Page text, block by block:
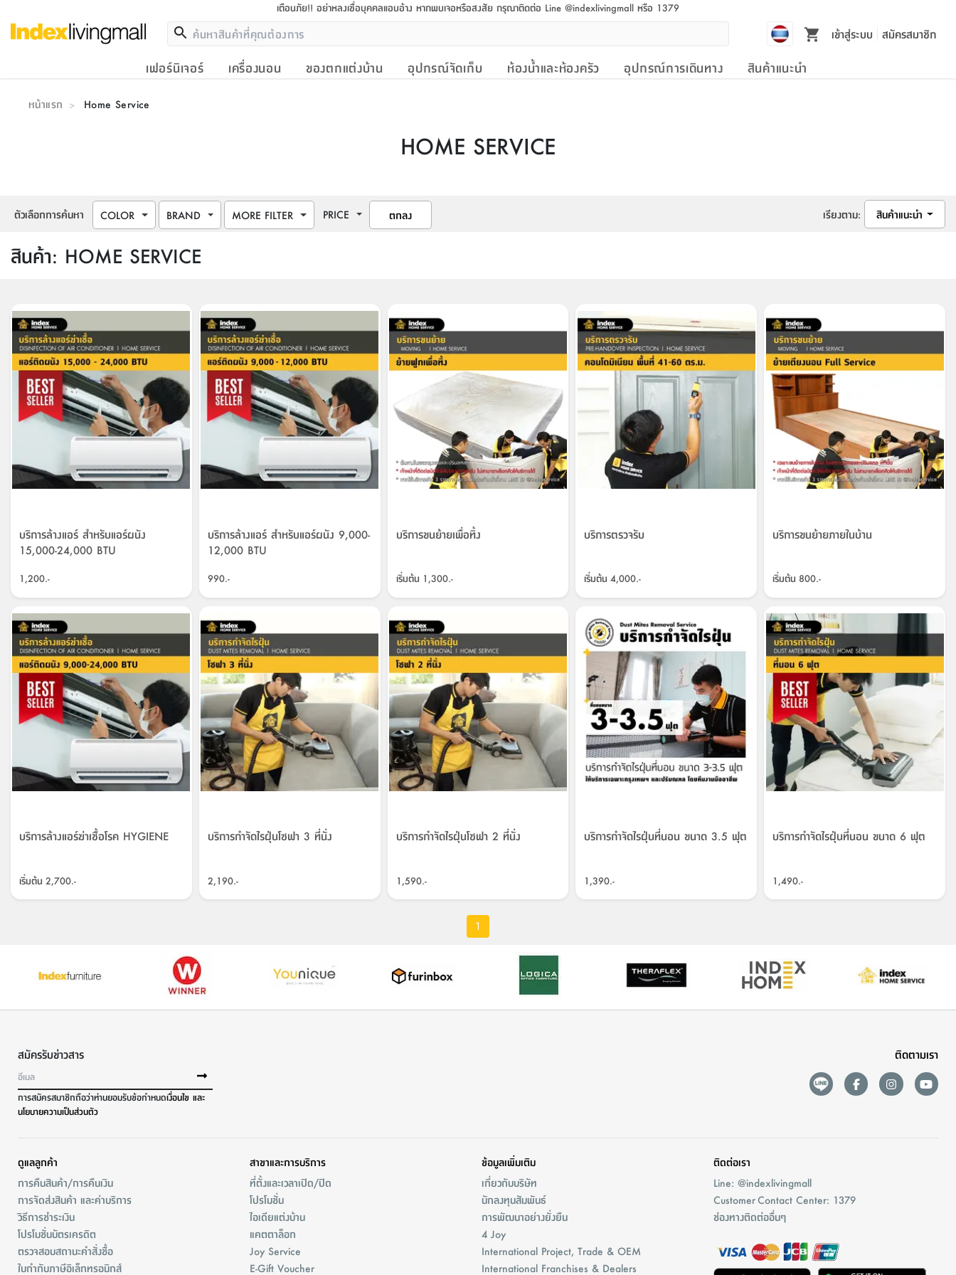
เตือนภัย!! อย่าหลงเชื่อบุคคลแอบอ้าง หากพบเจอหรือสงสัย กรุณาติดต่อ Line @indexlivingmall หรือ 1379
เข้าสู่ระบบ สมัครสมาชิก
เฟอร์นิเจอร์ เครื่องนอน ของตกแต่งบ้าน อุปกรณ์จัดเก็บ ห้องน้ำและห้องครัว อุปกรณ์การเดินทาง สินค้าแนะนำ
หน้าแรก > Home Service
HOME SERVICE
ตัวเลือกการค้นหา COLOR BRAND MORE FILTER PRICE ตกลง เรียงตาม: สินค้าแนะนำ
สินค้า: HOME SERVICE
บริการล้างแอร์ สำหรับแอร์ผนัง
15,000-24,000 BTU
1,200.-
บริการล้างแอร์ สำหรับแอร์ผนัง 9,000-
12,000 BTU
990.-
บริการขนย้ายเพื่อทิ้ง
เริ่มต้น 1,300.-
บริการตรวจรับ
เริ่มต้น 4,000.-
บริการขนย้ายภายในบ้าน
เริ่มต้น 800.-
บริการล้างแอร์ฆ่าเชื้อโรค HYGIENE
เริ่มต้น 2,700.-
บริการกำจัดไรฝุ่นโซฟา 3 ที่นั่ง
2,190.-
บริการกำจัดไรฝุ่นโซฟา 2 ที่นั่ง
1,590.-
บริการกำจัดไรฝุ่นที่นอน ขนาด 3.5 ฟุต
1,390.-
บริการกำจัดไรฝุ่นที่นอน ขนาด 6 ฟุต
1,490.-
1
สมัครรับข่าวสาร
การสมัครสมาชิกถือว่าท่านยอมรับข้อกำหนดเงื่อนไข และ
นโยบายความเป็นส่วนตัว
ติดตามเรา
ดูแลลูกค้า
การคืนสินค้า/การคืนเงิน
การจัดส่งสินค้า และค่าบริการ
วิธีการชำระเงิน
โปรโมชั่นบัตรเครดิต
ตรวจสอบสถานะคำสั่งชื้อ
ใบกำกับภาษีอิเล็กทรอนิกส์
สาขาและการบริการ
ที่ตั้งและเวลาเปิด/ปิด
โปรโมชั่น
ไอเดียแต่งบ้าน
แคตตาล็อก
Joy Service
E-Gift Voucher
ข้อมูลเพิ่มเติม
เกี่ยวกับบริษัท
นักลงทุนสัมพันธ์
การพัฒนาอย่างยั่งยืน
4 Joy
International Project, Trade & OEM
International Franchises & Dealers
ติดต่อเรา
Line: @indexlivingmall
Customer Contact Center: 1379
ช่องทางติดต่ออื่นๆ